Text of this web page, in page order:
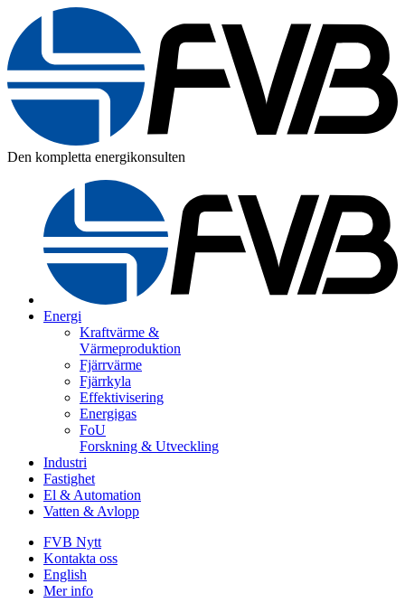
Den kompletta energikonsulten
Energi
Kraftvärme &
Värmeproduktion
Fjärrvärme
Fjärrkyla
Effektivisering
Energigas
FoU
Forskning & Utveckling
Industri
Fastighet
El & Automation
Vatten & Avlopp
FVB Nytt
Kontakta oss
English
Mer info